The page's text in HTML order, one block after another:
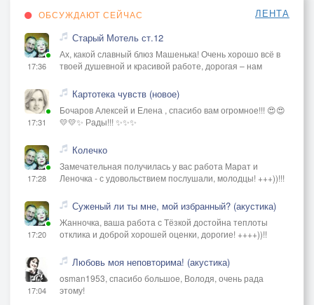
ОБСУЖДАЮТ СЕЙЧАС ЛЕНТА
17:36
Старый Мотель ст.12
Ах, какой славный блюз Машенька! Очень хорошо всё в
твоей душевной и красивой работе, дорогая – нам
17:31
Картотека чувств (новое)
Бочаров Алексей и Елена , спасибо вам огромное!!! 😍😍
💛💛✨ Рады!!! ✨✨✨
17:28
Колечко
Замечательная получилась у вас работа Марат и
Леночка - с удовольствием послушали, молодцы! +++))!!!
17:20
Суженый ли ты мне, мой избранный? (акустика)
Жанночка, ваша работа с Тёзкой достойна теплоты
отклика и доброй хорошей оценки, дорогие! ++++))!!
17:04
Любовь моя неповторима! (акустика)
osman1953, спасибо большое, Володя, очень рада
этому!